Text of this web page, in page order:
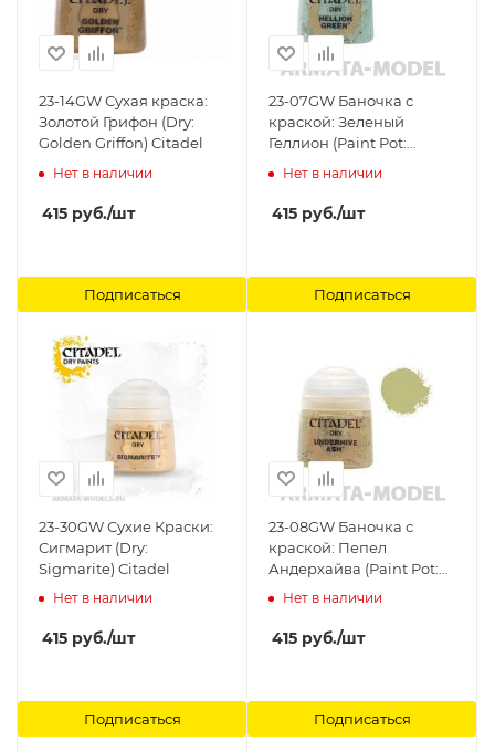
23-14GW Сухая краска:
Золотой Грифон (Dry:
Golden Griffon) Citadel
Нет в наличии
415 руб./шт
Подписаться
23-07GW Баночка с
краской: Зеленый
Геллион (Paint Pot:
Hellion Green) Citadel
Нет в наличии
415 руб./шт
Подписаться
23-30GW Сухие Краски:
Сигмарит (Dry:
Sigmarite) Citadel
Нет в наличии
415 руб./шт
Подписаться
23-08GW Баночка с
краской: Пепел
Андерхайва (Paint Pot:
Underhive Ash) Citadel
Нет в наличии
415 руб./шт
Подписаться